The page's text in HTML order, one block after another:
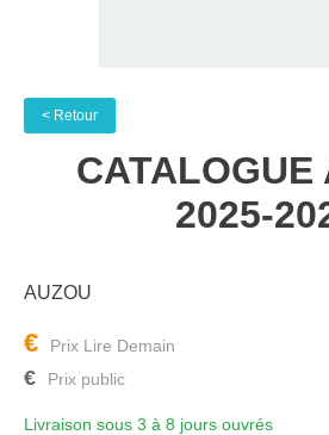
< Retour
CATALOGUE
2025-
AUZOU
€
€
Livraison sous 3 à 8 jours ouvrés